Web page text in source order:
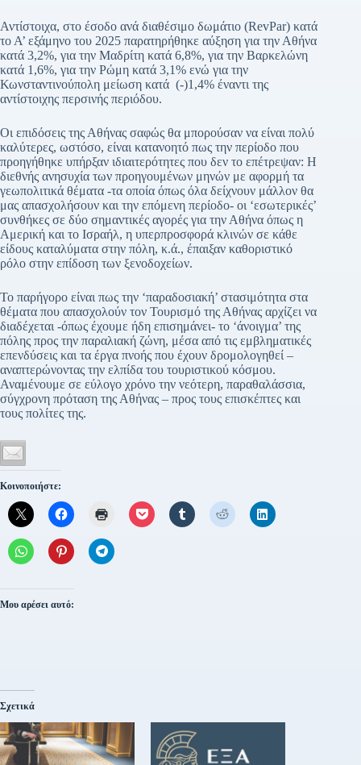
Αντίστοιχα, στο έσοδο ανά διαθέσιμο δωμάτιο (RevPar) κατά
το Α’ εξάμηνο του 2025 παρατηρήθηκε αύξηση για την Αθήνα
κατά 3,2%, για την Μαδρίτη κατά 6,8%, για την Βαρκελώνη
κατά 1,6%, για την Ρώμη κατά 3,1% ενώ για την
Κωνσταντινούπολη μείωση κατά (-)1,4% έναντι της
αντίστοιχης περσινής περιόδου.
Οι επιδόσεις της Αθήνας σαφώς θα μπορούσαν να είναι πολύ
καλύτερες, ωστόσο, είναι κατανοητό πως την περίοδο που
προηγήθηκε υπήρξαν ιδιαιτερότητες που δεν το επέτρεψαν: Η
διεθνής ανησυχία των προηγουμένων μηνών με αφορμή τα
γεωπολιτικά θέματα -τα οποία όπως όλα δείχνουν μάλλον θα
μας απασχολήσουν και την επόμενη περίοδο- οι ‘εσωτερικές’
συνθήκες σε δύο σημαντικές αγορές για την Αθήνα όπως η
Αμερική και το Ισραήλ, η υπερπροσφορά κλινών σε κάθε
είδους καταλύματα στην πόλη, κ.ά., έπαιξαν καθοριστικό
ρόλο στην επίδοση των ξενοδοχείων.
Το παρήγορο είναι πως την ‘παραδοσιακή’ στασιμότητα στα
θέματα που απασχολούν τον Τουρισμό της Αθήνας αρχίζει να
διαδέχεται -όπως έχουμε ήδη επισημάνει- το ‘άνοιγμα’ της
πόλης προς την παραλιακή ζώνη, μέσα από τις εμβληματικές
επενδύσεις και τα έργα πνοής που έχουν δρομολογηθεί –
αναπτερώνοντας την ελπίδα του τουριστικού κόσμου.
Αναμένουμε σε εύλογο χρόνο την νεότερη, παραθαλάσσια,
σύγχρονη πρόταση της Αθήνας – προς τους επισκέπτες και
τους πολίτες της.
Κοινοποιήστε:
Μου αρέσει αυτό:
Σχετικά